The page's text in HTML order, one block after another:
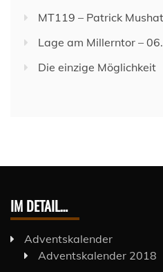
MT119 – Patrick
Lage am Millerntor –
Die einzige Möglichkeit
IM DETAIL…
Adventskalender
Adventskalender 2018